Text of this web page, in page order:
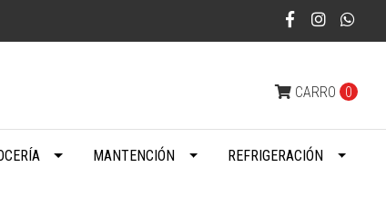
CARRO 0
MANTENCIÓN REFRIGERACIÓN